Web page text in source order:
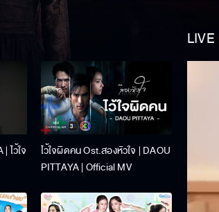
ไว้ใจ
ไว้ใจผิดคน Ost.สองหัวใจ | DAOU
PITTAYA | Official MV
LIVE